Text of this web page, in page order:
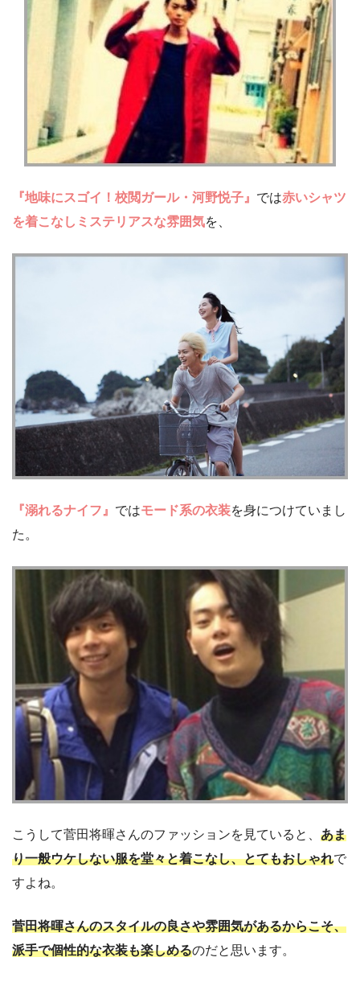
『地味にスゴイ！校閲ガール・河野悦子』 では赤いシャツ
を着こなしミステリアスな雰囲気を、
『溺れるナイフ』 ではモード系の衣装を身につけていまし
た。
こうして菅田将暉さんのファッションを見ていると、 あま
り一般ウケしない服を堂々と着こなし、とてもおしゃれで
すよね。
菅田将暉さんのスタイルの良さや雰囲気があるからこそ、
派手で個性的な衣装も楽しめるのだと思います。